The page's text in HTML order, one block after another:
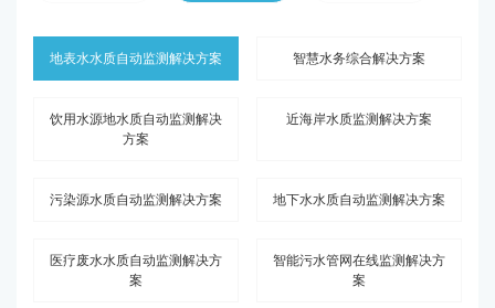
地表水水质自动监测解决方案 智慧水务综合解决方案
饮用水源地水质自动监测解决
方案
近海岸水质监测解决方案
污染源水质自动监测解决方案 地下水水质自动监测解决方案
医疗废水水质自动监测解决方
案
智能污水管网在线监测解决方
案